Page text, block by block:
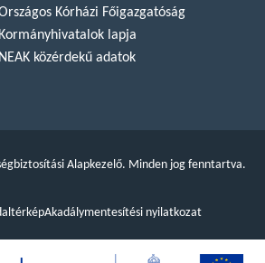
Kórházi Főigazgatóság
Kormányhivatalok lapja
NEAK közérdekű adatok
Alapkezelő. Minden jog fenntartva.
Akadálymentesítési nyilatkozat